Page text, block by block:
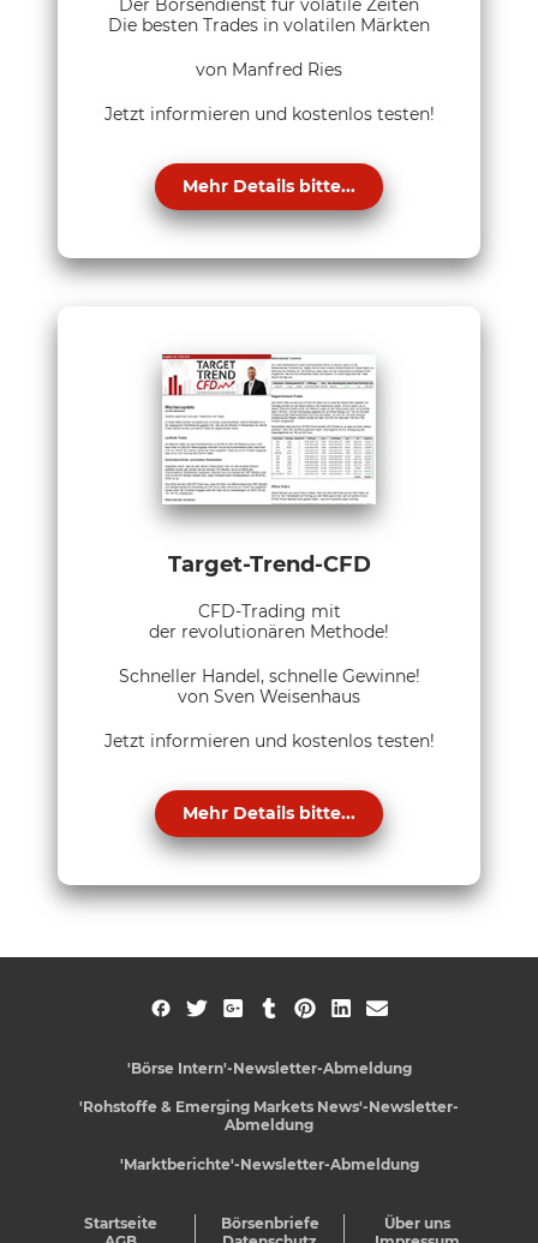
Der Börsendienst für volatile Zeiten
Die besten Trades in volatilen Märkten
von Manfred Ries
Jetzt informieren und kostenlos testen!
Mehr Details bitte...
Target-Trend-CFD
CFD-Trading mit
der revolutionären Methode!
Schneller Handel, schnelle Gewinne!
von Sven Weisenhaus
Jetzt informieren und kostenlos testen!
Mehr Details bitte...
'Börse Intern'-Newsletter-Abmeldung
'Rohstoffe & Emerging Markets News'-Newsletter-
Abmeldung
'Marktberichte'-Newsletter-Abmeldung
Startseite Börsenbriefe
Über uns